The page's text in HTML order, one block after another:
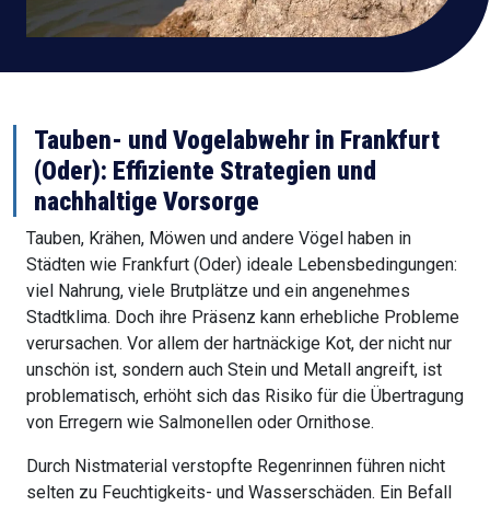
Tauben- und Vogelabwehr in Frankfurt
(Oder): Effiziente Strategien und
nachhaltige Vorsorge
Tauben, Krähen, Möwen und andere Vögel haben in
Städten wie Frankfurt (Oder) ideale Lebensbedingungen:
viel Nahrung, viele Brutplätze und ein angenehmes
Stadtklima. Doch ihre Präsenz kann erhebliche Probleme
verursachen. Vor allem der hartnäckige Kot, der nicht nur
unschön ist, sondern auch Stein und Metall angreift, ist
problematisch, erhöht sich das Risiko für die Übertragung
von Erregern wie Salmonellen oder Ornithose.
Durch Nistmaterial verstopfte Regenrinnen führen nicht
selten zu Feuchtigkeits- und Wasserschäden. Ein Befall